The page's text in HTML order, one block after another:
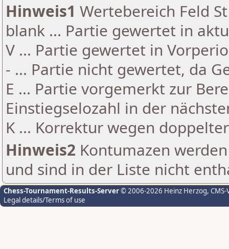
Hinweis1 Wertebereich Feld
blank ... Partie gewertet in
V ... Partie gewertet in
- ... Partie nicht gewertet, da
E ... Partie vorgemerkt zur
Einstiegselozahl in der
K ... Korrektur wegen
Hinweis2 Kontumazen
und sind in der Liste nicht
Chess-Tournament-Results-Server© 2006-2026 Heinz Herzog,
Legal details/Terms of use